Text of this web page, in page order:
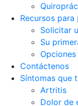
Recursos para
Solicitar
Su
Contáctenos
Síntomas que
Artritis
Dolor de